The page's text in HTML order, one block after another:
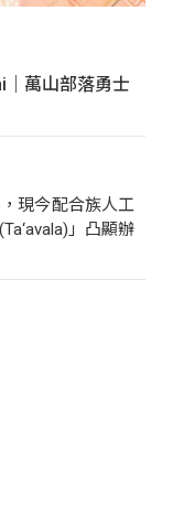
｜萬山部落勇士
現今配合族人工
」凸顯辦